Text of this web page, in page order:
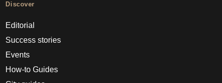
Discover
Editorial
Success stories
Events
How-to Guides